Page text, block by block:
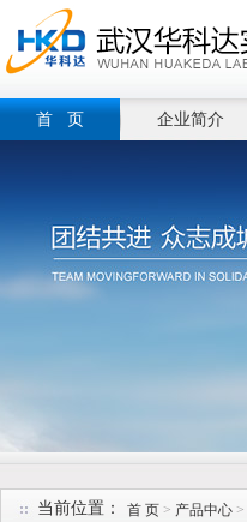
首 页 企业简介
当前位置： 首 页 > 产品中心 >